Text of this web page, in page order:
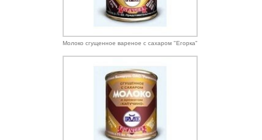
Молоко сгущенное вареное с сахаром "Егорка"